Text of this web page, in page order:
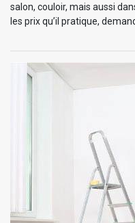
salon, couloir, mais aussi
les prix qu’il pratique,